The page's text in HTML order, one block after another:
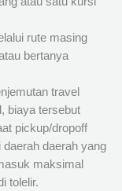
rute masing
bertanya
travel
biaya tersebut
pickup/dropoff
daerah yang
maksimal
tolelir.